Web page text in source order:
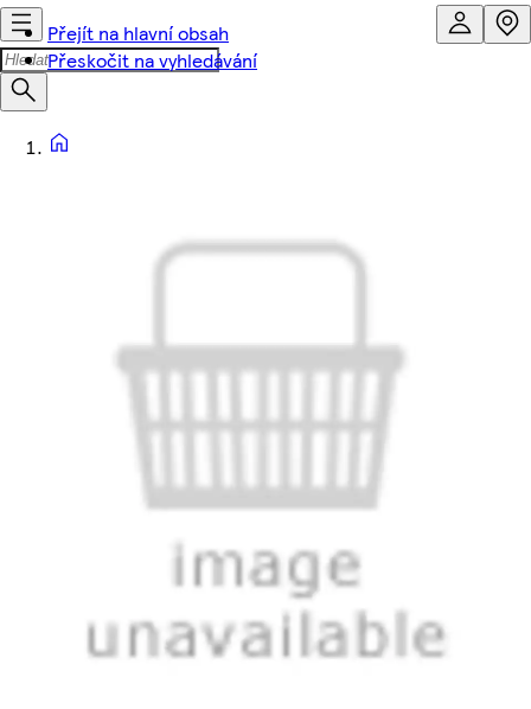
Přejít na hlavní obsah
Přeskočit na vyhledávání